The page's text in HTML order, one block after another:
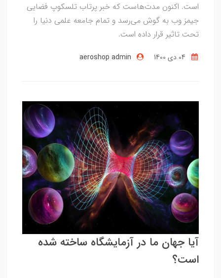
است. اکنون مدت‌هاست که خبر پرتاب تلسکوپ فضایی
جیمز وب به گوش می‌رسد و تمام جامعه علمی دنیا را
تحت تاثیر قرار داده است.
aeroshop admin
آیا جهان ما در آزمایشگاه ساخته شده
است؟